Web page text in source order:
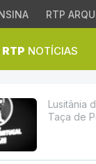
RTP
RTP NOTÍCIAS
Lusitânia
Taça de